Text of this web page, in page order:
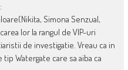
Simona Senzual,
lor la rangul de VIP-uri
de investigatie. Vreau ca in
Watergate care sa aiba ca